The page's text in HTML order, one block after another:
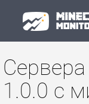
1.0.0 с